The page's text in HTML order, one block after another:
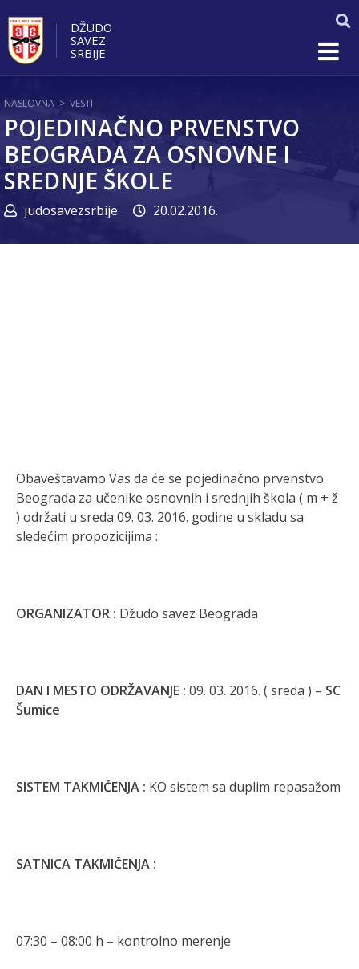
DŽUDO
SAVEZ
SRBIJE
NASLOVNA > VESTI
POJEDINAČNO PRVENSTVO
BEOGRADA ZA OSNOVNE I
SREDNJE ŠKOLE
judosavezsrbije 20.02.2016.
Obaveštavamo Vas da će se pojedinačno prvenstvo
Beograda za učenike osnovnih i srednjih škola ( m + ž
) održati u sreda 09. 03. 2016. godine u skladu sa
sledećim propozicijima :
ORGANIZATOR : Džudo savez Beograda
DAN I MESTO ODRŽAVANJE : 09. 03. 2016. ( sreda ) – SC
Šumice
SISTEM TAKMIČENJA : KO sistem sa duplim repasažom
SATNICA TAKMIČENJA :
07:30 – 08:00 h – kontrolno merenje